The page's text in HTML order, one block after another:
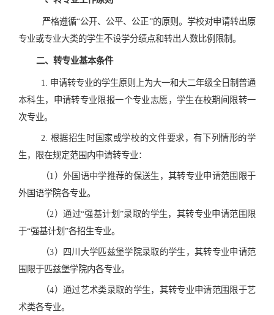
严格遵循“公开、公平、公正”的原则。学校对申请转出原
专业或专业大类的学生不设学分绩点和转出人数比例限制。
二、转专业基本条件
1. 申请转专业的学生原则上为大一和大二年级全日制普通
本科生，申请转专业限报一个专业志愿，学生在校期间限转一
次专业。
2. 根据招生时国家或学校的文件要求，有下列情形的学
生，限在规定范围内申请转专业：
（1）外国语中学推荐的保送生，其转专业申请范围限于
外国语学院各专业。
（2）通过“强基计划”录取的学生，其转专业申请范围限
于“强基计划”各招生专业。
（3）四川大学匹兹堡学院录取的学生，其转专业申请范
围限于匹兹堡学院内各专业。
（4）通过艺术类录取的学生，其转专业申请范围限于艺
术类各专业。